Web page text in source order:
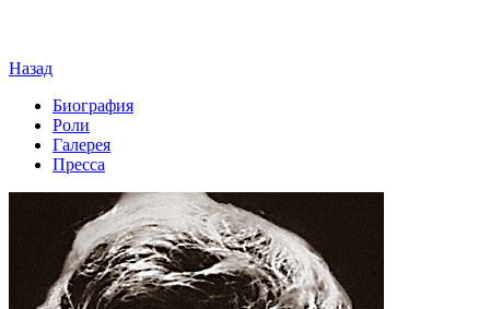
Назад
Биография
Роли
Галерея
Пресса